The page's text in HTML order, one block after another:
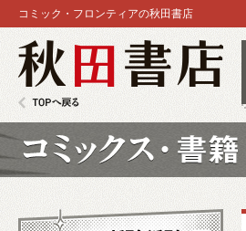
コミック・フロンティアの秋田書店